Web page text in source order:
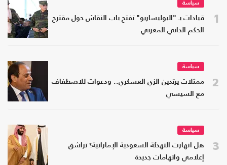
1
سياسة
قيادات بـ "البوليساريو" تفتح باب النقاش حول مقترح
الحكم الذاتي المغربي
2
سياسة
ممثلات يرتدين الزي العسكري.. ودعوات للاصطفاف
مع السيسي
3
سياسة
هل انهارت التهدئة السعودية الإماراتية؟ تراشق
إعلامي واتهامات جديدة